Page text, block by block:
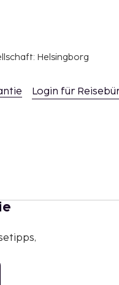
Helsingborg
Login für